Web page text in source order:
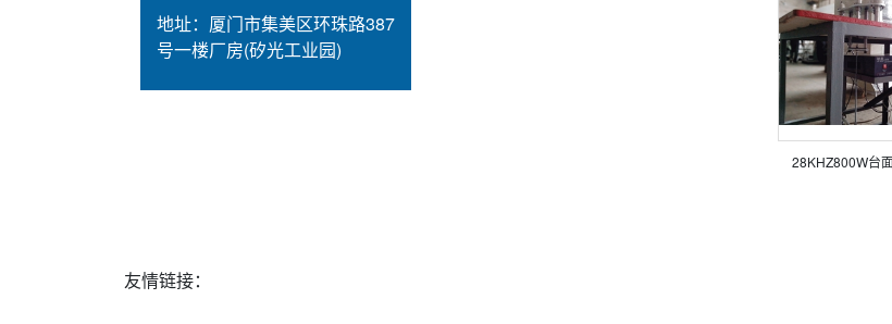
地址： 厦门市集美区环珠路387
号一楼厂房(矽光工业园)
28KHZ800W台
友情链接：